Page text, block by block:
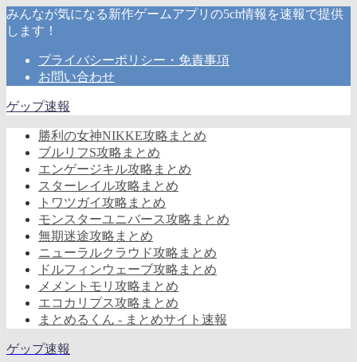
みんなが気になる新作ゲームアプリの5ch情報を速報で提供
します！
プライバシーポリシー・免責事項
お問い合わせ
ゲップ速報
勝利の女神NIKKE攻略まとめ
ブルリフS攻略まとめ
エンゲージキル攻略まとめ
スターレイル攻略まとめ
トワツガイ攻略まとめ
モンスターユニバース攻略まとめ
無期迷途攻略まとめ
ニューラルクラウド攻略まとめ
ドルフィンウェーブ攻略まとめ
メメントモリ攻略まとめ
エコカリプス攻略まとめ
まとめるくん - まとめサイト速報
ゲップ速報